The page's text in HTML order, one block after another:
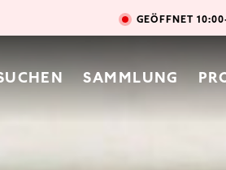
SAMMLUNG
GEÖFFNET